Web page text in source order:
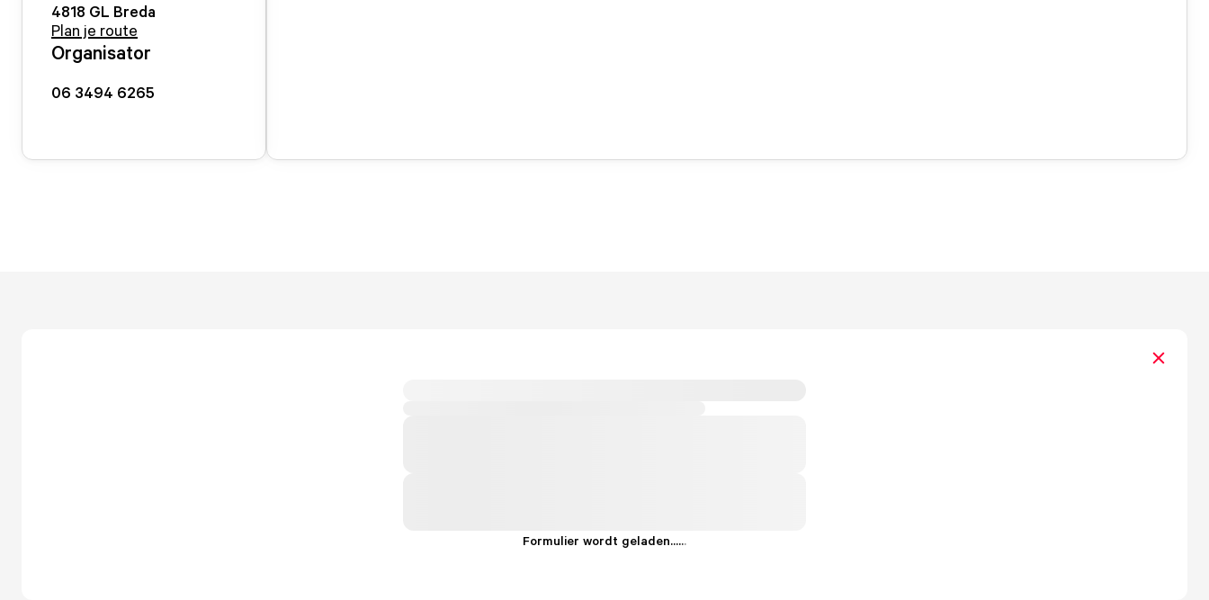
4818 GL Breda
Plan je route
Organisator
06 3494 6265
Formulier wordt geladen......